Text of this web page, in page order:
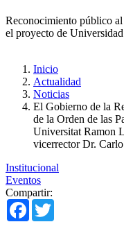
Reconocimiento público
el proyecto de
Inicio
Actualidad
Noticias
El Gobierno de la
de la Orden de las
Universitat Ramon
vicerrector Dr.
Institucional
Eventos
Compartir:
Facebook